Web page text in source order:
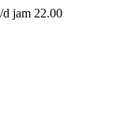
jam 22.00